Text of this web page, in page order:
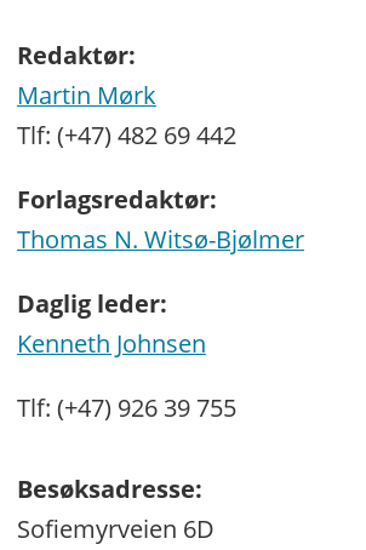
Redaktør:
Martin Mørk
Tlf: (+47) 482 69 442
Forlagsredaktør:
Thomas N. Witsø-Bjølmer
Daglig leder:
Kenneth Johnsen
Tlf: (+47) 926 39 755
Besøksadresse:
Sofiemyrveien 6D